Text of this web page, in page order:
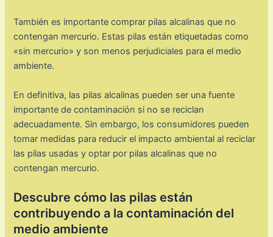
También es importante comprar pilas alcalinas que no
contengan mercurio. Estas pilas están etiquetadas como
«sin mercurio» y son menos perjudiciales para el medio
ambiente.
En definitiva, las pilas alcalinas pueden ser una fuente
importante de contaminación si no se reciclan
adecuadamente. Sin embargo, los consumidores pueden
tomar medidas para reducir el impacto ambiental al reciclar
las pilas usadas y optar por pilas alcalinas que no
contengan mercurio.
Descubre cómo las pilas están
contribuyendo a la contaminación del
medio ambiente